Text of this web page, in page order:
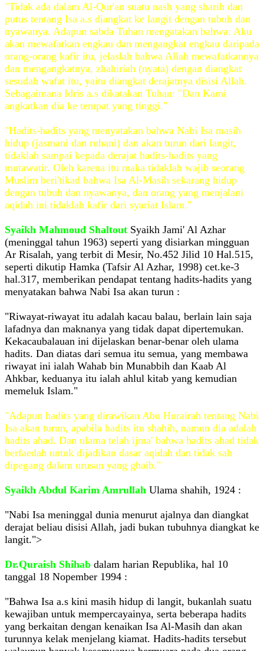
"Tidak ada dalam Al-Qur'an suatu nash yang sharih dan
putus tentang Isa a.s diangkat ke langit dengan tubuh dan
nyawanya. Adapun sabda Tuhan mengatakan bahwa: Aku
akan mewafatkan engkau dan mengangkat engkau daripada
orang-orang kafir itu, jelaslah bahwa Allah mewafatkannya
dan mengangkatnya, zhahiriah (nyata) dengan diangkat
sesudah wafat itu, yaitu diangkat derajatnya disisi Allah.
Sebagaimana Idris a.s dikatakan Tuhan: "Dan Kami
angkatkan dia ke tempat yang tinggi."
"Hadits-hadits yang menyatakan bahwa Nabi Isa masih
hidup (jasmani dan ruhani) dan akan turun dari langit,
tidaklah sampai kepada derajat hadits-hadits yang
mutawatir. Oleh karena itu maka tidaklah wajib seorang
Muslim beri'tikad bahwa Isa Al-Masih sekarang hidup
dengan tubuh dan nyawanya, dan orang yang menjalani
aqidah ini tidaklah kafir dari syariat Islam."
Syaikh Mahmoud Shaltout Syaikh Jami' Al Azhar
(meninggal tahun 1963) seperti yang disiarkan mingguan
Ar Risalah, yang terbit di Mesir, No.452 Jilid 10 Hal.515,
seperti dikutip Hamka (Tafsir Al Azhar, 1998) cet.ke-3
hal.317, memberikan pendapat tentang hadits-hadits yang
menyatakan bahwa Nabi Isa akan turun :
"Riwayat-riwayat itu adalah kacau balau, berlain lain saja
lafadnya dan maknanya yang tidak dapat dipertemukan.
Kekacaubalauan ini dijelaskan benar-benar oleh ulama
hadits. Dan diatas dari semua itu semua, yang membawa
riwayat ini ialah Wahab bin Munabbih dan Kaab Al
Ahkbar, keduanya itu ialah ahlul kitab yang kemudian
memeluk Islam."
"Adapun hadits yang dirawikan Abu Hurairah tentang Nabi
Isa akan turun, apabila hadits itu shahih, namun dia adalah
hadits ahad. Dan ulama telah ijma' bahwa hadits ahad tidak
berfaedah untuk dijadikan dasar aqidah dan tidak sah
dipegang dalam urusan yang ghaib."
Syaikh Abdul Karim Amrullah Ulama shahih, 1924 :
"Nabi Isa meninggal dunia menurut ajalnya dan diangkat
derajat beliau disisi Allah, jadi bukan tubuhnya diangkat ke
langit.">
Dr.Quraish Shihab dalam harian Republika, hal 10
tanggal 18 Nopember 1994 :
"Bahwa Isa a.s kini masih hidup di langit, bukanlah suatu
kewajiban untuk mempercayainya, serta beberapa hadits
yang berkaitan dengan kenaikan Isa Al-Masih dan akan
turunnya kelak menjelang kiamat. Hadits-hadits tersebut